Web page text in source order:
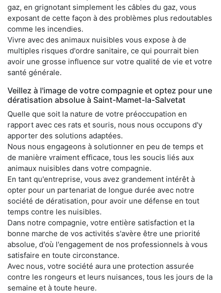
gaz, en grignotant simplement les câbles du gaz, vous
exposant de cette façon à des problèmes plus redoutables
comme les incendies.
Vivre avec des animaux nuisibles vous expose à de
multiples risques d'ordre sanitaire, ce qui pourrait bien
avoir une grosse influence sur votre qualité de vie et votre
santé générale.
Veillez à l'image de votre compagnie et optez pour une
dératisation absolue à Saint-Mamet-la-Salvetat
Quelle que soit la nature de votre préoccupation en
rapport avec ces rats et souris, nous nous occupons d'y
apporter des solutions adaptées.
Nous nous engageons à solutionner en peu de temps et
de manière vraiment efficace, tous les soucis liés aux
animaux nuisibles dans votre compagnie.
En tant qu'entreprise, vous avez grandement intérêt à
opter pour un partenariat de longue durée avec notre
société de dératisation, pour avoir une défense en tout
temps contre les nuisibles.
Dans notre compagnie, votre entière satisfaction et la
bonne marche de vos activités s'avère être une priorité
absolue, d'où l'engagement de nos professionnels à vous
satisfaire en toute circonstance.
Avec nous, votre société aura une protection assurée
contre les rongeurs et leurs nuisances, tous les jours de la
semaine et à toute heure.